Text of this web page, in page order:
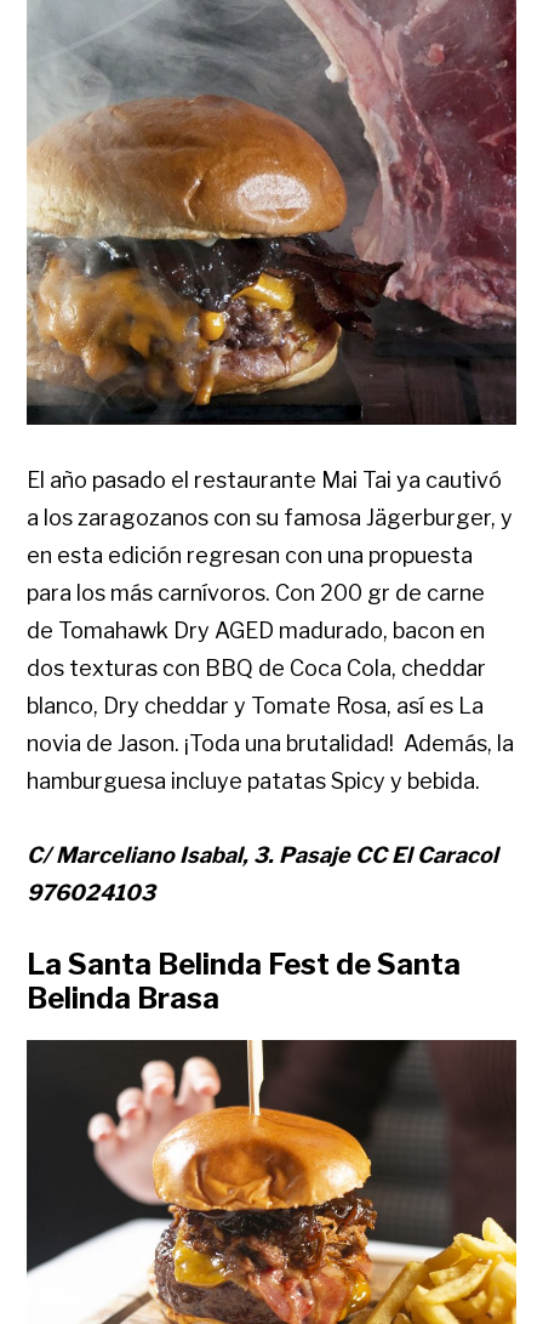
El año pasado el restaurante Mai Tai ya cautivó
a los zaragozanos con su famosa Jägerburger, y
en esta edición regresan con una propuesta
para los más carnívoros. Con 200 gr de carne
de Tomahawk Dry AGED madurado, bacon en
dos texturas con BBQ de Coca Cola, cheddar
blanco, Dry cheddar y Tomate Rosa, así es La
novia de Jason. ¡Toda una brutalidad! Además, la
hamburguesa incluye patatas Spicy y bebida.
C/ Marceliano Isabal, 3. Pasaje CC El Caracol
976024103
La Santa Belinda Fest de Santa
Belinda Brasa